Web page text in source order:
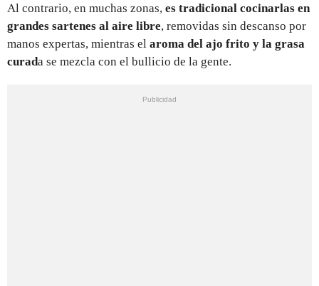
Al contrario, en muchas zonas, es tradicional cocinarlas en
grandes sartenes al aire libre, removidas sin descanso por
manos expertas, mientras el aroma del ajo frito y la grasa
curada se mezcla con el bullicio de la gente.